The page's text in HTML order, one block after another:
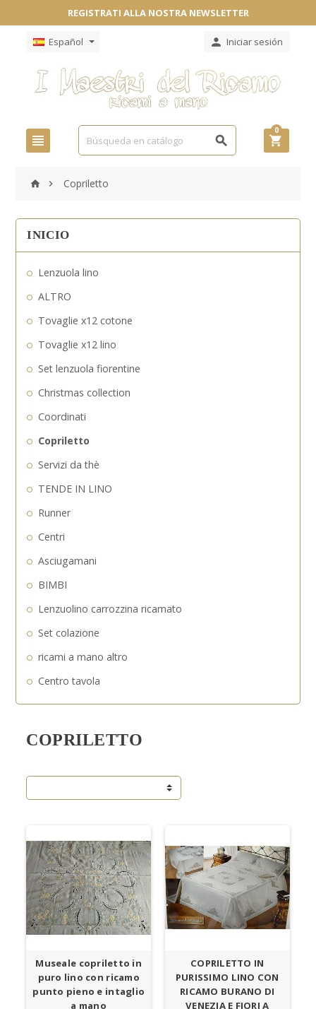
REGISTRATI ALLA NOSTRA NEWSLETTER
Español  Iniciar sesión
  
0
  Copriletto
INICIO
Lenzuola lino
ALTRO
Tovaglie x12 cotone
Tovaglie x12 lino
Set lenzuola fiorentine
Christmas collection
Coordinati
Copriletto
Servizi da thè
TENDE IN LINO
Runner
Centri
Asciugamani
BIMBI
Lenzuolino carrozzina ricamato
Set colazione
ricami a mano altro
Centro tavola
COPRILETTO
Museale copriletto in
puro lino con ricamo
punto pieno e intaglio
a mano
COPRILETTO IN
PURISSIMO LINO CON
RICAMO BURANO DI
VENEZIA E FIORI A